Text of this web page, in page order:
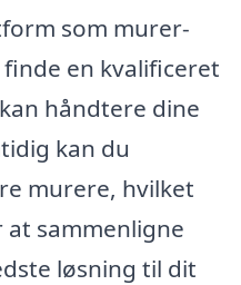
som murer-
en kvalificeret
håndtere dine
kan du
murere, hvilket
sammenligne
løsning til dit